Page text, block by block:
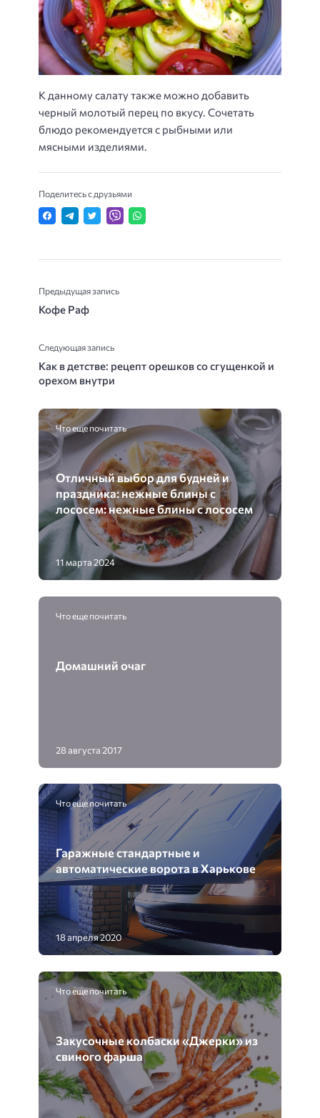
К данному салату также можно добавить
черный молотый перец по вкусу. Сочетать
блюдо рекомендуется с рыбными или
мясными изделиями.
Поделитесь с друзьями
Предыдущая запись
Кофе Раф
Следующая запись
Как в детстве: рецепт орешков со сгущенкой и
орехом внутри
Что еще почитать
Отличный выбор для будней и
праздника: нежные блины с
лососем: нежные блины с лососем
11 марта 2024
Что еще почитать
Домашний очаг
28 августа 2017
Что еще почитать
Гаражные стандартные и
автоматические ворота в Харькове
18 апреля 2020
Что еще почитать
Закусочные колбаски «Джерки» из
свиного фарша